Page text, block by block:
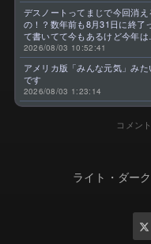
デスノートってまじで今回消え
の！？数年前も8月31日に終了
て書いてて今もあるけど今年は
じのやつ！？よくわからん！！で
きればなくならないでほしい！
成アニメを振り返らせてくれっ
っ！！！！！！！
2026/08/03 10:52:41
アメリカ版「みんな元気」みた
です
2026/08/03 1:23:14
コメン
ライト・ダー